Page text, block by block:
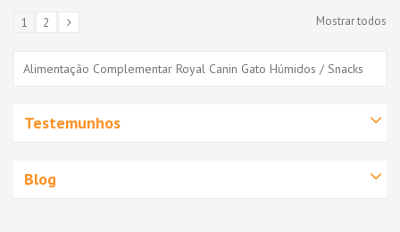
Mostrar todos
1 2
Alimentação Complementar Royal Canin Gato Húmidos / Snacks
Testemunhos
Blog